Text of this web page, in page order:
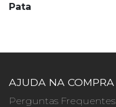
Pata
AJUDA NA COMPRA
Perguntas Frequentes